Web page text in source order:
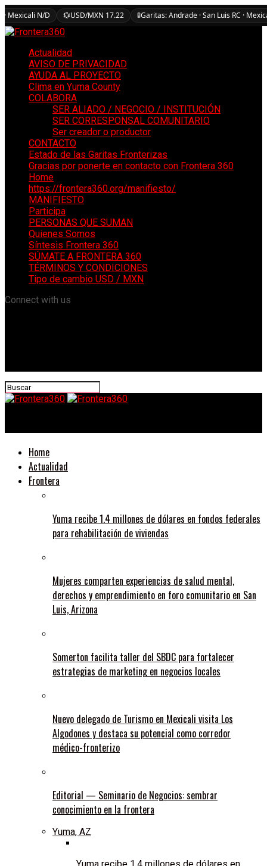
· Mexicali N/D 💱USD/MXN 17.22 🚦Garitas: Andrade · San Luis RC ·
Actualidad
AVISO DE PRIVACIDAD
AYUDA AL PROYECTO
Clima en Yuma County
COLABORA
SER ALIADO / NEGOCIO / INSTITUCIÓN
SER CORRESPONSAL COMUNITARIO
Ser creador o productor
CONTACTO
Estado de las Garitas Fronterizas
Gracias por ponerte en contacto con Frontera 360
Home
https://frontera360.org/manifiesto/
MANIFIESTO
Participa
PERSONAS QUE SUMAN
Quienes Somos
Síntesis Frontera 360
SÚMATE A FRONTERA 360
TÉRMINOS Y CONDICIONES
Tipo de cambio USD / MXN
Connect with us
Home
Actualidad
Frontera
Yuma recibe 1.4 millones de dólares en fondos federales
para rehabilitación de viviendas
Mujeres comparten experiencias de salud mental,
derechos y emprendimiento en foro comunitario en San
Luis, Arizona
Somerton facilita taller del SBDC para fortalecer
estrategias de marketing en negocios locales
Nuevo delegado de Turismo en Mexicali visita Los
Algodones y destaca su potencial como corredor
médico-fronterizo
Editorial — Seminario de Negocios: sembrar
conocimiento en la frontera
Yuma, AZ